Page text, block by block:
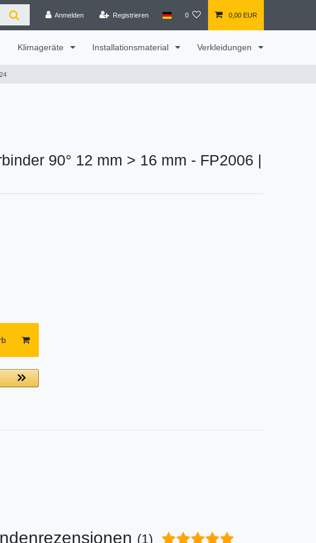
Anmelden Registrieren 0 0,00 EUR
Klimageräte Installationsmaterial Verkleidungen
90° 12 mm > 16 mm - FP2006 |
(1)